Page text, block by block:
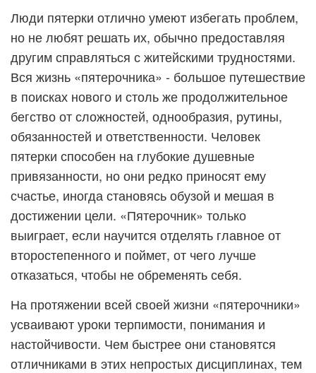
Люди пятерки отлично умеют избегать проблем,
но не любят решать их, обычно предоставляя
другим справляться с житейскими трудностями.
Вся жизнь «пятерочника» - большое путешествие
в поисках нового и столь же продолжительное
бегство от сложностей, однообразия, рутины,
обязанностей и ответственности. Человек
пятерки способен на глубокие душевные
привязанности, но они редко приносят ему
счастье, иногда становясь обузой и мешая в
достижении цели. «Пятерочник» только
выиграет, если научится отделять главное от
второстепенного и поймет, от чего лучше
отказаться, чтобы не обременять себя.
На протяжении всей своей жизни «пятерочники»
усваивают уроки терпимости, понимания и
настойчивости. Чем быстрее они становятся
отличниками в этих непростых дисциплинах, тем